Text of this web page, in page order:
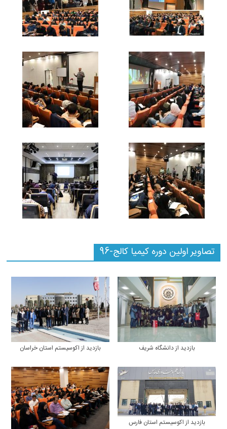
تصاویر اولین دوره کیمیا کالج-96
بازدید از دانشگاه شریف بازدید از اکوسیستم استان خراسان
بازدید از اکوسیستم استان فارس